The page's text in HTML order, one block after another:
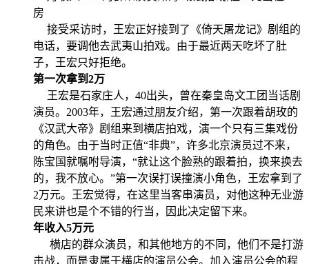
房
接受采访时，王宏正好接到了《倚天屠龙记》剧组的
电话，要调他去武夷山拍戏。由于最近两天吃坏了肚
子，王宏只好拒绝。
第一次拿到2万
王宏是石家庄人，40出头，曾在秦皇岛文工团当话剧
演员。2003年，王宏通过朋友介绍，第一次跟着胡玫的
《汉武大帝》剧组来到横店拍戏，演一个只有三集戏份
的角色。由于当时正值“非典”，许多北京演员过不来，
陈宝国就嘱咐导演，“就让这个脸熟的跟着拍，换来换去
的，我不放心。”第一次误打误撞演小角色，王宏拿到了
2万元。王宏觉得，在这里当客串演员，对他这种无业游
民来讲也是个不错的行当，因此决定留下来。
年收入5万元
横店的群众演员，和其他地方的不同，他们不是打游
击战，而是隶属于横店的演员公会。加入演员公会的程